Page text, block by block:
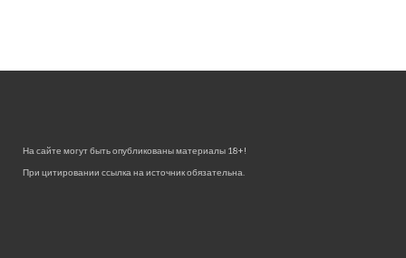
На сайте могут быть опубликованы материалы 18+!
При цитировании ссылка на источник обязательна.